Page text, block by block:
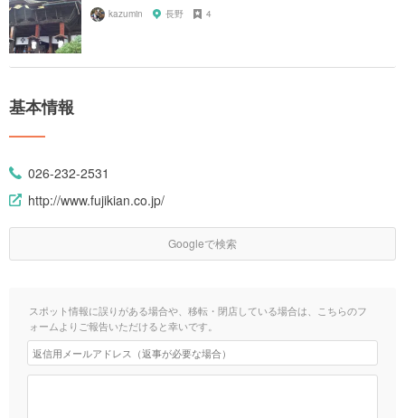
kazumin 長野 4
基本情報
026-232-2531
http://www.fujikian.co.jp/
Googleで検索
スポット情報に誤りがある場合や、移転・閉店している場合は、こちらのフ
ォームよりご報告いただけると幸いです。